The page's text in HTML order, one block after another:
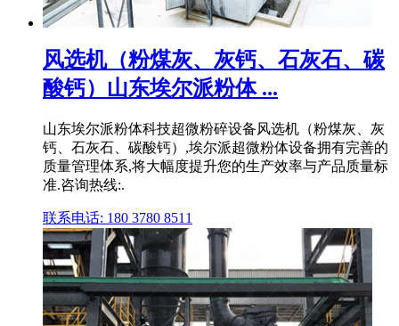
风选机（粉煤灰、灰钙、石灰石、碳
酸钙）山东埃尔派粉体 ...
山东埃尔派粉体科技超微粉碎设备风选机（粉煤灰、灰
钙、石灰石、碳酸钙）,埃尔派超微粉体设备拥有完善的
质量管理体系,将大幅度提升您的生产效率与产品质量标
准.咨询热线:.
联系电话: 180 3780 8511